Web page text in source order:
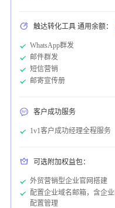
触达转化工具 通用余额：
WhatsApp群发
邮件群发
短信营销
邮寄宣传册
客户成功服务
1v1客户成功经理全程服务
可选附加权益包：
外贸营销型企业官网搭建
配置企业域名邮箱，含企业
配置管理